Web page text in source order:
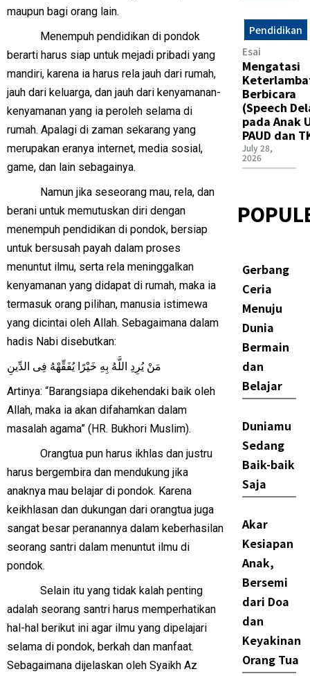
maupun bagi orang lain.
Menempuh pendidikan di pondok
berarti harus siap untuk mejadi pribadi yang
mandiri, karena ia harus rela jauh dari rumah,
jauh dari keluarga, dan jauh dari kenyamanan-
kenyamanan yang ia peroleh selama di
rumah. Apalagi di zaman sekarang yang
merupakan eranya internet, media sosial,
game, dan lain sebagainya.
Namun jika seseorang mau, rela, dan
berani untuk memutuskan diri dengan
menempuh pendidikan di pondok, bersiap
untuk bersusah payah dalam proses
menuntut ilmu, serta rela meninggalkan
kenyamanan yang didapat di rumah, maka ia
termasuk orang pilihan, manusia istimewa
yang dicintai oleh Allah. Sebagaimana dalam
hadis Nabi disebutkan:
مَنْ يُرِدِ اللَّهُ بِهِ خَيْرًا يُفَقِّهْهُ فِى الدِّينِ
Artinya: “Barangsiapa dikehendaki baik oleh
Allah, maka ia akan difahamkan dalam
masalah agama” (HR. Bukhori Muslim).
Orangtua pun harus ikhlas dan justru
harus bergembira dan mendukung jika
anaknya mau belajar di pondok. Karena
keikhlasan dan dukungan dari orangtua juga
sangat besar peranannya dalam keberhasilan
seorang santri dalam menuntut ilmu di
pondok.
Selain itu yang tidak kalah penting
adalah seorang santri harus memperhatikan
hal-hal berikut ini agar ilmu yang dipelajari
selama di pondok, berkah dan manfaat.
Sebagaimana dijelaskan oleh Syaikh Az
Pendidikan
Esai
Mengatasi
Berbicara
(Speech
pada Anak
PAUD dan
July 28,
2026
Gerbang
Ceria
Menuju
Dunia
Bermain
dan
Belajar
Duniamu
Sedang
Baik-baik
Saja
Akar
Kesiapan
Anak,
Bersemi
dari Doa
dan
Keyakinan
Orang Tua